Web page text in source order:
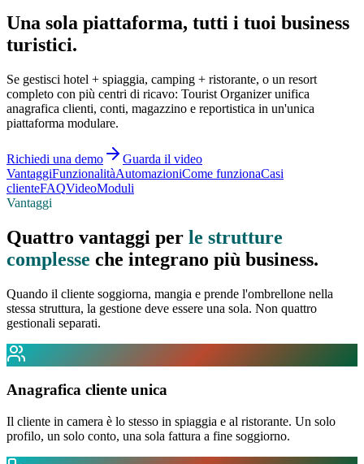
Una sola piattaforma, tutti i tuoi business
turistici.
Se gestisci hotel + spiaggia, camping + ristorante, o un resort
completo con più centri di ricavo: Tourist Organizer unifica
anagrafica clienti, conti, magazzino e reportistica in un'unica
piattaforma modulare.
Richiedi una demo
Guarda il video
VantaggiFunzionalitàAutomazioniCome funzionaCasi
clienteFAQVideoModuli
Vantaggi
Quattro vantaggi per le strutture
complesse che integrano più business.
Quando il cliente soggiorna, mangia e prende l'ombrellone nella
stessa struttura, la gestione deve essere una sola. Non quattro
gestionali separati.
Anagrafica cliente unica
Il cliente in camera è lo stesso in spiaggia e al ristorante. Un solo
profilo, un solo conto, una sola fattura a fine soggiorno.